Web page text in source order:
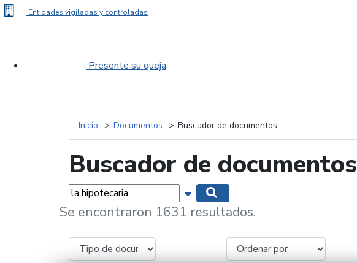
Entidades vigiladas y controladas
Presente su queja
Inicio Documentos Buscador de documentos
Buscador de documentos
Palabras... Mostrar opciones de búsqueda
Se encontraron 1631 resultados.